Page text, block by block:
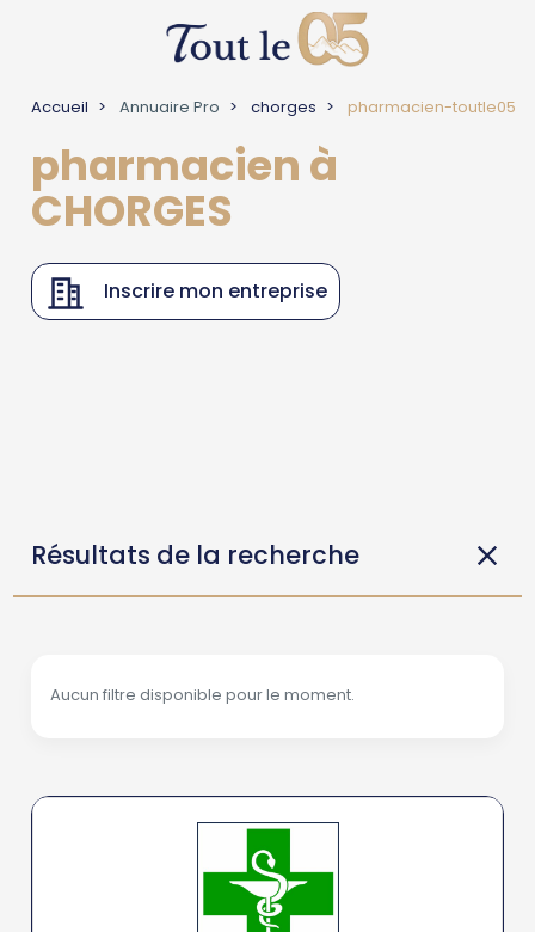
Accueil Annuaire Pro chorges pharmacien-toutle05
pharmacien à
CHORGES
Inscrire mon entreprise
Résultats de la recherche
Aucun filtre disponible pour le moment.